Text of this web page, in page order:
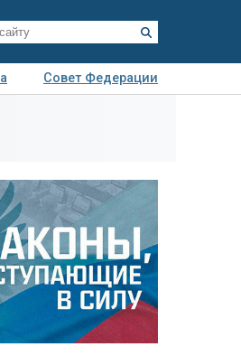
Совет Федерации